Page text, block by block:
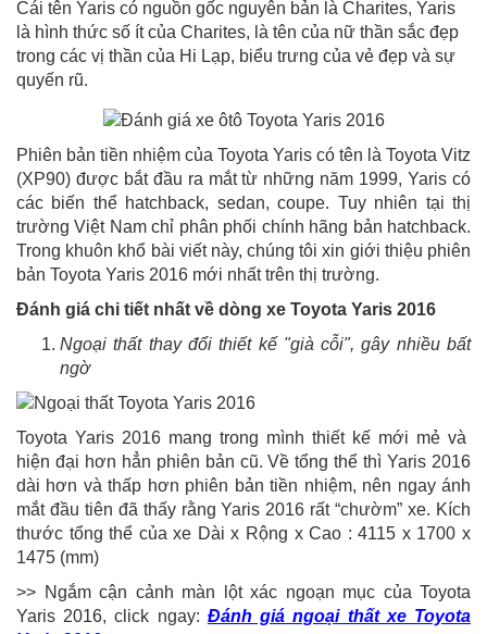
Cái tên Yaris có nguồn gốc nguyên bản là Charites, Yaris
là hình thức số ít của Charites, là tên của nữ thần sắc đẹp
trong các vị thần của Hi Lạp, biểu trưng của vẻ đẹp và sự
quyến rũ.
Phiên bản tiền nhiệm của Toyota Yaris có tên là Toyota Vitz
(XP90) được bắt đầu ra mắt từ những năm 1999, Yaris có
các biến thể hatchback, sedan, coupe. Tuy nhiên tại thị
trường Việt Nam chỉ phân phối chính hãng bản hatchback.
Trong khuôn khổ bài viết này, chúng tôi xin giới thiệu phiên
bản Toyota Yaris 2016 mới nhất trên thị trường.
Đánh giá chi tiết nhất về dòng xe Toyota Yaris 2016
Ngoại thất thay đổi thiết kế "già cỗi", gây nhiều bất
ngờ
Toyota Yaris 2016 mang trong mình thiết kế mới mẻ và
hiện đại hơn hẳn phiên bản cũ. Về tổng thể thì Yaris 2016
dài hơn và thấp hơn phiên bản tiền nhiệm, nên ngay ánh
mắt đầu tiên đã thấy rằng Yaris 2016 rất “chườm” xe. Kích
thước tổng thể của xe Dài x Rộng x Cao : 4115 x 1700 x
1475 (mm)
>> Ngắm cận cảnh màn lột xác ngoạn mục của Toyota
Yaris 2016, click ngay: Đánh giá ngoại thất xe Toyota